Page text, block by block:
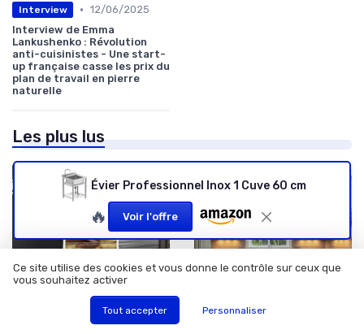
Interview • 12/06/2025
Interview de Emma
Lankushenko : Révolution
anti-cuisinistes - Une start-
up française casse les prix du
plan de travail en pierre
naturelle
Les plus lus
Évier Professionnel Inox 1 Cuve 60 cm
🔥 Voir l'offre
Ce site utilise des cookies et vous donne le contrôle sur ceux que
vous souhaitez activer
Tout accepter Personnaliser